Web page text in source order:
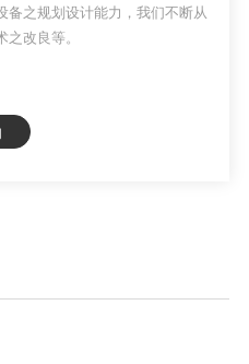
备之规划设计能力，我们不断从
改良等。